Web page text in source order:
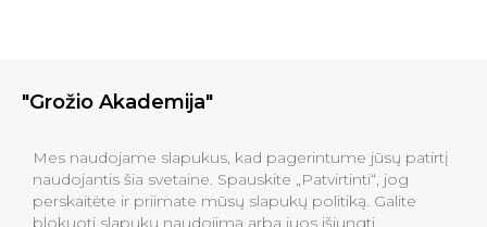
"Grožio Akademija"
Klinikos
Informacija pirkėjams
Mes naudojame slapukus, kad pagerintume jūsų patirtį
naudojantis šia svetaine. Spauskite „Patvirtinti“, jog
perskaitėte ir priimate mūsų slapukų politiką. Galite
blokuoti slapukų naudojimą arba juos išjungti .